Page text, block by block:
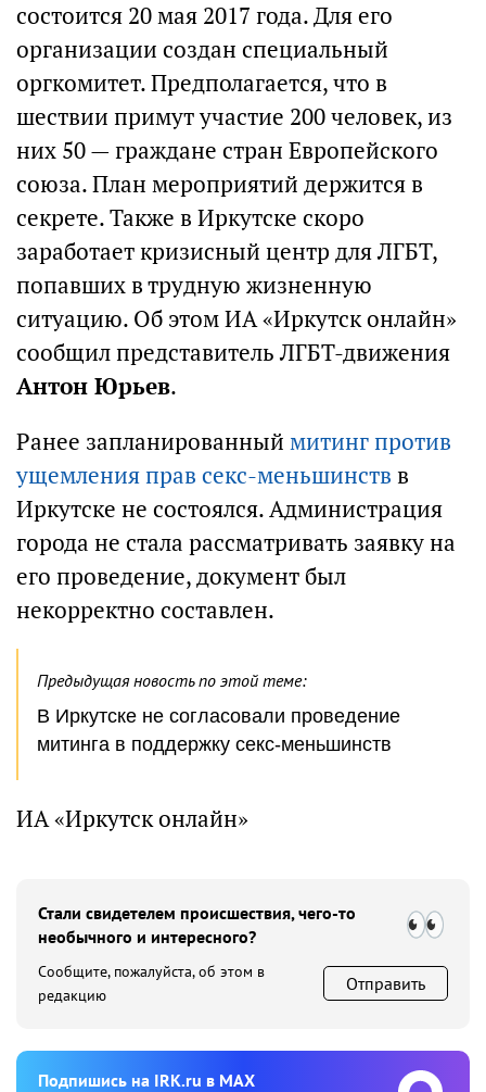
состоится 20 мая 2017 года. Для его
организации создан специальный
оргкомитет. Предполагается, что в
шествии примут участие 200 человек, из
них 50 — граждане стран Европейского
союза. План мероприятий держится в
секрете. Также в Иркутске скоро
заработает кризисный центр для ЛГБТ,
попавших в трудную жизненную
ситуацию. Об этом ИА «Иркутск онлайн»
сообщил представитель ЛГБТ-движения
Антон Юрьев.
Ранее запланированный митинг против
ущемления прав секс-меньшинств в
Иркутске не состоялся. Администрация
города не стала рассматривать заявку на
его проведение, документ был
некорректно составлен.
Предыдущая новость по этой теме:
В Иркутске не согласовали проведение
митинга в поддержку секс-меньшинств
ИА «Иркутск онлайн»
Стали свидетелем происшествия, чего-то
необычного и интересного?
Сообщите, пожалуйста, об этом в
редакцию
Отправить
Подпишиcь на IRK.ru в MAX